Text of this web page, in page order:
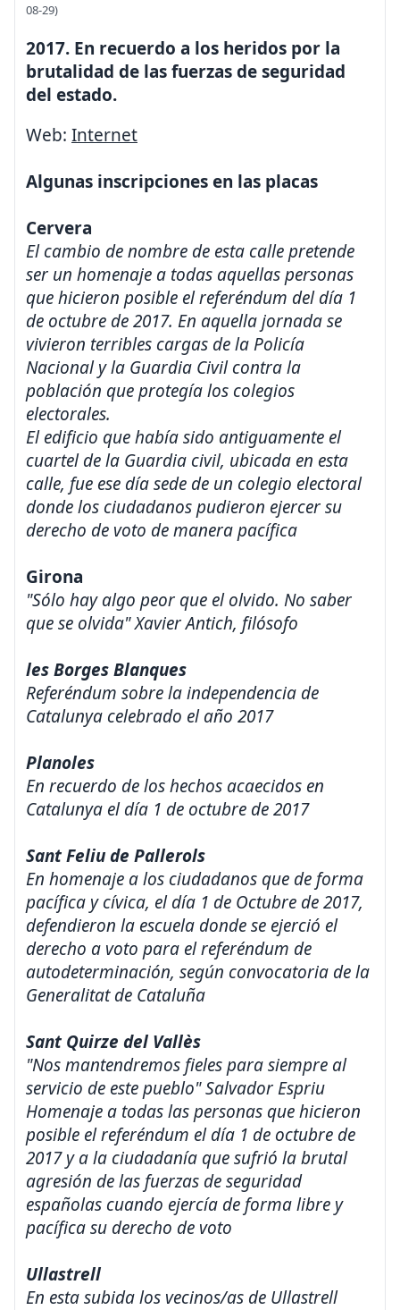
08-29)
2017. En recuerdo a los heridos por la
brutalidad de las fuerzas de seguridad
del estado.
Web: Internet
Algunas inscripciones en las placas
Cervera
El cambio de nombre de esta calle pretende
ser un homenaje a todas aquellas personas
que hicieron posible el referéndum del día 1
de octubre de 2017. En aquella jornada se
vivieron terribles cargas de la Policía
Nacional y la Guardia Civil contra la
población que protegía los colegios
electorales.
El edificio que había sido antiguamente el
cuartel de la Guardia civil, ubicada en esta
calle, fue ese día sede de un colegio electoral
donde los ciudadanos pudieron ejercer su
derecho de voto de manera pacífica
Girona
"Sólo hay algo peor que el olvido. No saber
que se olvida" Xavier Antich, filósofo
les Borges Blanques
Referéndum sobre la independencia de
Catalunya celebrado el año 2017
Planoles
En recuerdo de los hechos acaecidos en
Catalunya el día 1 de octubre de 2017
Sant Feliu de Pallerols
En homenaje a los ciudadanos que de forma
pacífica y cívica, el día 1 de Octubre de 2017,
defendieron la escuela donde se ejerció el
derecho a voto para el referéndum de
autodeterminación, según convocatoria de la
Generalitat de Cataluña
Sant Quirze del Vallès
"Nos mantendremos fieles para siempre al
servicio de este pueblo" Salvador Espriu
Homenaje a todas las personas que hicieron
posible el referéndum el día 1 de octubre de
2017 y a la ciudadanía que sufrió la brutal
agresión de las fuerzas de seguridad
españolas cuando ejercía de forma libre y
pacífica su derecho de voto
Ullastrell
En esta subida los vecinos/as de Ullastrell